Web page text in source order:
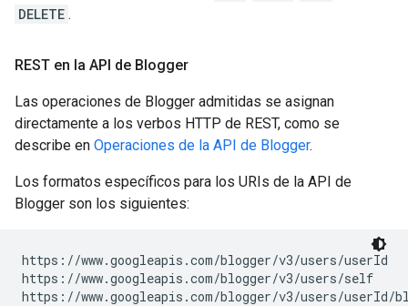
DELETE .
REST en la API de Blogger
Las operaciones de Blogger admitidas se asignan
directamente a los verbos HTTP de REST, como se
describe en Operaciones de la API de Blogger.
Los formatos específicos para los URIs de la API de
Blogger son los siguientes:
https://www.googleapis.com/blogger/v3/users/userId
https://www.googleapis.com/blogger/v3/users/self
https://www.googleapis.com/blogger/v3/users/userId/